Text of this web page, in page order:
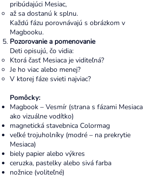
pribúdajúci Mesiac,
až sa dostanú k splnu.
Každú fázu porovnávajú s obrázkom v
Magbooku.
Pozorovanie a pomenovanie
Deti opisujú, čo vidia:
Ktorá časť Mesiaca je viditeľná?
Je ho viac alebo menej?
V ktorej fáze svieti najviac?
Pomôcky:
Magbook – Vesmír (strana s fázami Mesiaca
ako vizuálne vodítko)
magnetická stavebnica Colormag
veľké trojuholníky (modré – na prekrytie
Mesiaca)
biely papier alebo výkres
ceruzka, pastelky alebo sivá farba
nožnice (voliteľné)